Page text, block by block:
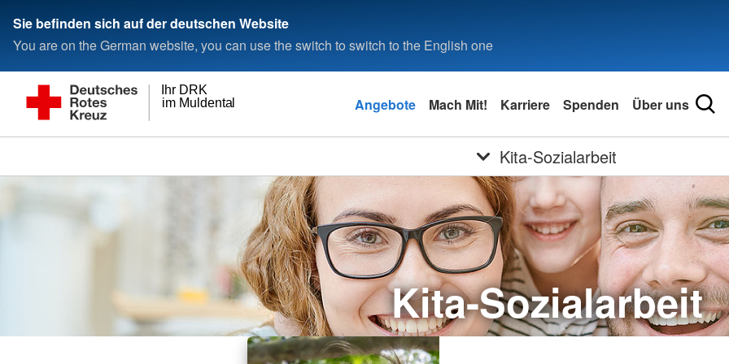
Sie befinden sich auf der deutschen Website
You are on the German website, you can use the switch to switch to the English one
im Muldental
Ihr DRK
Angebote Mach Mit! Karriere Spenden Über uns
Kita-Sozialarbeit
Kita-Sozialarbeit